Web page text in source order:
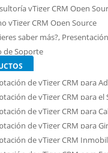
vTiger CRM Open
vTiger CRM Open Source
saber más?,
de Soporte
de vTiger CRM para
de vTiger CRM para
de vTiger CRM para
de vTiger CRM para
de vTiger CRM